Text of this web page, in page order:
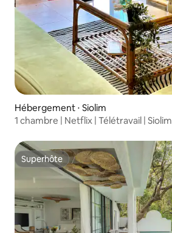
Hébergement ⋅ Siolim
1 chambre | Netflix | Télétravail | Siolim
Superhôte
Superhôte